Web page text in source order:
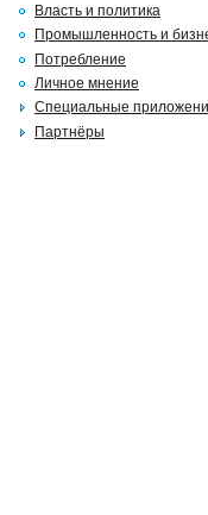
Власть и политика
Промышленность и
Потребление
Личное мнение
Специальные
Партнёры